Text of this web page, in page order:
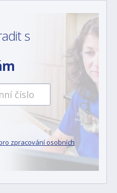
s
zpracování osobních